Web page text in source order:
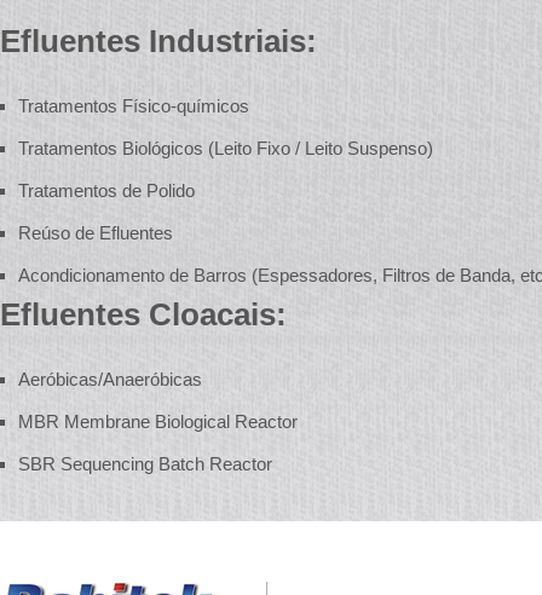
Efluentes Industriais:
Tratamentos Físico-químicos
Tratamentos Biológicos (Leito Fixo / Leito Suspenso)
Tratamentos de Polido
Reúso de Efluentes
Acondicionamento de Barros (Espessadores, Filtros de Banda,
Efluentes Cloacais:
Aeróbicas/Anaeróbicas
MBR Membrane Biological Reactor
SBR Sequencing Batch Reactor